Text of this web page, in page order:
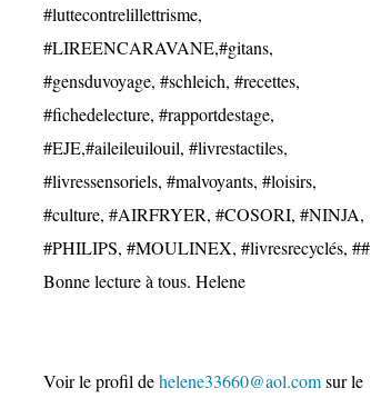
#luttecontrelillettrisme,
#LIREENCARAVANE,#gitans,
#gensduvoyage, #schleich, #recettes,
#fichedelecture, #rapportdestage,
#EJE,#aileileuilouil, #livrestactiles,
#livressensoriels, #malvoyants, #loisirs,
#culture, #AIRFRYER, #COSORI, #NINJA,
#PHILIPS, #MOULINEX, #livresrecyclés, ##
Bonne lecture à tous. Helene
Voir le profil dehelene33660@aol.comsur le